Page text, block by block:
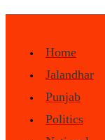
Home
Jalandhar
Punjab
Politics